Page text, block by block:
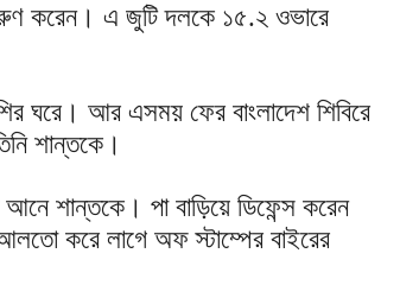
করেন। এ জুটি দলকে ১৫.২ ওভারে
ঘরে। আর এসময় ফের বাংলাদেশ শিবিরে
শান্তকে।
আনে শান্তকে। পা বাড়িয়ে ডিফেন্স করেন
করে লাগে অফ স্টাম্পের বাইরের